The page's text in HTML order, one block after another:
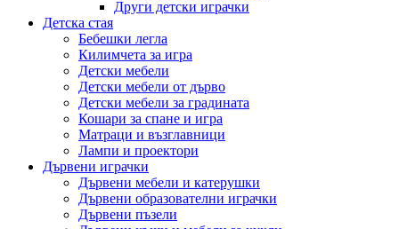
Други детски играчки
Детска стая
Бебешки легла
Килимчета за игра
Детски мебели
Детски мебели от дърво
Детски мебели за градината
Кошари за спане и игра
Матраци и възглавници
Лампи и проектори
Дървени играчки
Дървени мебели и катерушки
Дървени образователни играчки
Дървени пъзели